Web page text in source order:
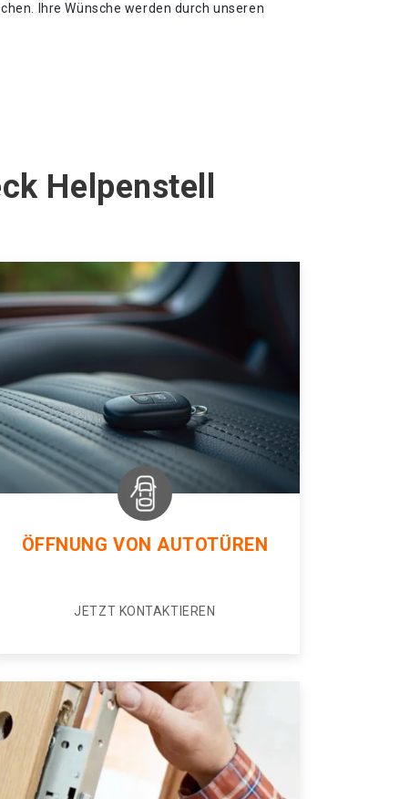
Ihre Wünsche werden durch unseren
Helpenstell
ÖFFNUNG VON AUTOTÜREN
JETZT KONTAKTIEREN